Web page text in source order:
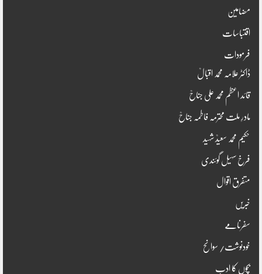
مضامین
اقتباسات
فرمودات
ڈاکٹر علامہ محمد اقبالؒ
قائد اعظم محمد علی جناحؒ
مادرِ ملت محترمہ فاطمہ جناحؒ
حکیم محمد سعیدؒ شہید
فرخ سہیل گوئندی
متفرق اقوال
خبریں
سفرنامے
خودنوشت/ سوانح
بچوں کا ادب